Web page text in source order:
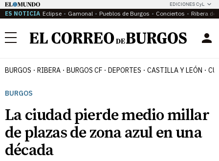
EDICIONES CyL
ES NOTICIA Eclipse Gamonal Pueblos de Burgos Conciertos Ribera del
Menú
BURGOS RIBERA BURGOS CF DEPORTES CASTILLA Y LEÓN
BURGOS
La ciudad pierde medio millar
de plazas de zona azul en una
década